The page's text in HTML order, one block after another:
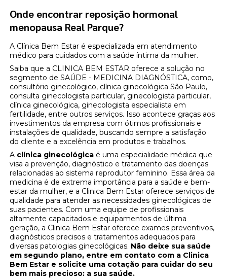
Onde encontrar reposição hormonal
menopausa Real Parque?
A Clínica Bem Estar é especializada em atendimento
médico para cuidados com a saúde íntima da mulher.
Saiba que a CLINICA BEM ESTAR oferece a solução no
segmento de SAÚDE - MEDICINA DIAGNÓSTICA, como,
consultório ginecológico, clínica ginecológica São Paulo,
consulta ginecologista particular, ginecologista particular,
clínica ginecológica, ginecologista especialista em
fertilidade, entre outros serviços. Isso acontece graças aos
investimentos da empresa com ótimos profissionais e
instalações de qualidade, buscando sempre a satisfação
do cliente e a excelência em produtos e trabalhos.
A clínica ginecológica é uma especialidade médica que
visa a prevenção, diagnóstico e tratamento das doenças
relacionadas ao sistema reprodutor feminino. Essa área da
medicina é de extrema importância para a saúde e bem-
estar da mulher, e a Clinica Bem Estar oferece serviços de
qualidade para atender as necessidades ginecológicas de
suas pacientes. Com uma equipe de profissionais
altamente capacitados e equipamentos de última
geração, a Clinica Bem Estar oferece exames preventivos,
diagnósticos precisos e tratamentos adequados para
diversas patologias ginecológicas. Não deixe sua saúde
em segundo plano, entre em contato com a Clinica
Bem Estar e solicite uma cotação para cuidar do seu
bem mais precioso: a sua saúde.